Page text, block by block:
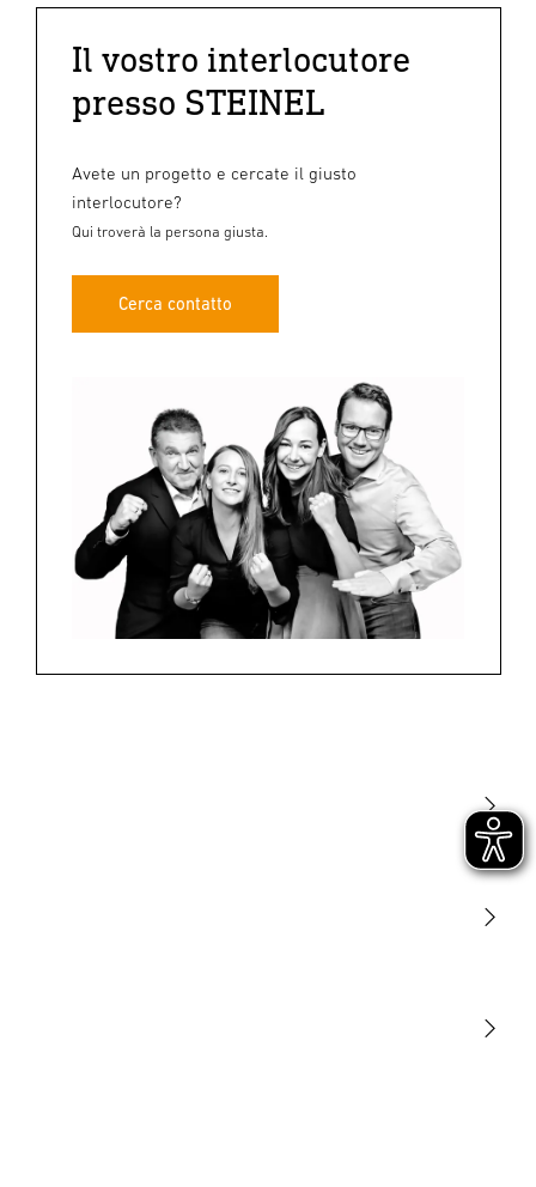
Il vostro interlocutore
presso STEINEL
Avete un progetto e cercate il giusto
interlocutore?
Qui troverà la persona giusta.
Cerca contatto